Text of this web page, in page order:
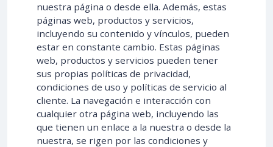
nuestra página o desde ella. Además, estas
páginas web, productos y servicios,
incluyendo su contenido y vínculos, pueden
estar en constante cambio. Estas páginas
web, productos y servicios pueden tener
sus propias políticas de privacidad,
condiciones de uso y políticas de servicio al
cliente. La navegación e interacción con
cualquier otra página web, incluyendo las
que tienen un enlace a la nuestra o desde la
nuestra, se rigen por las condiciones y